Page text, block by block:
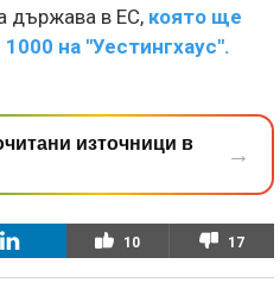
държава в ЕС, която ще
на "Уестингхаус".
източници в
→
10 17